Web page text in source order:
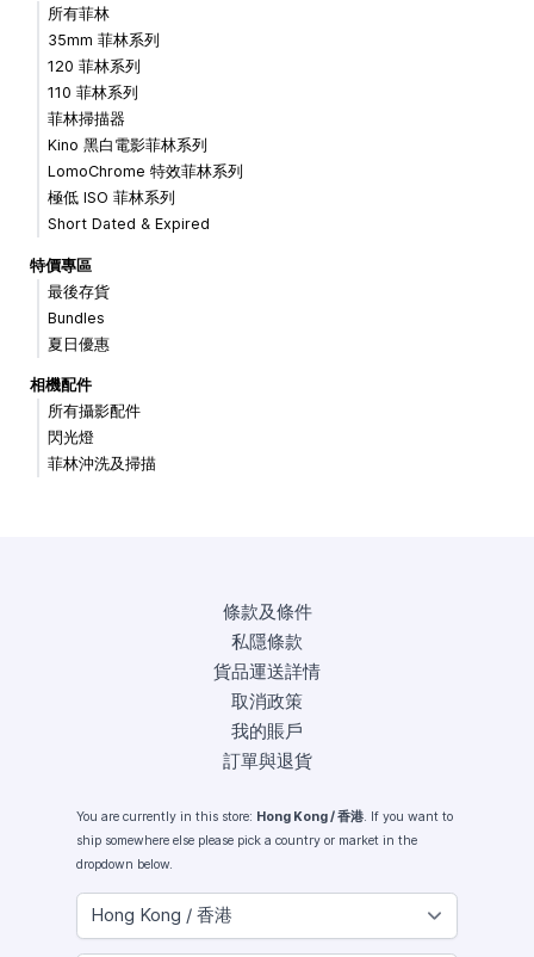
所有菲林
35mm 菲林系列
120 菲林系列
110 菲林系列
菲林掃描器
Kino 黑白電影菲林系列
LomoChrome 特效菲林系列
極低 ISO 菲林系列
Short Dated & Expired
特價專區
最後存貨
Bundles
夏日優惠
相機配件
所有攝影配件
閃光燈
菲林沖洗及掃描
條款及條件
私隱條款
貨品運送詳情
取消政策
我的賬戶
訂單與退貨
You are currently in this store: Hong Kong / 香港. If you want to
ship somewhere else please pick a country or market in the
dropdown below.